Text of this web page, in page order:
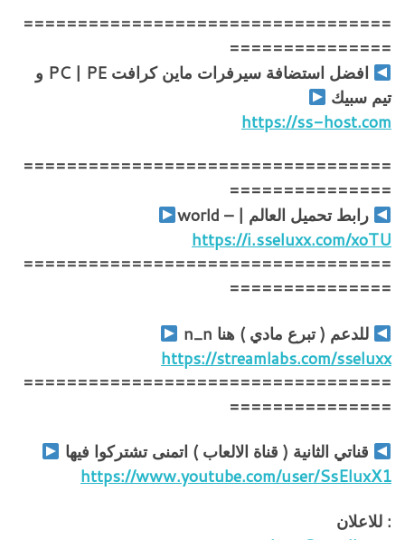
==================================
===============
افضل استضافة سيرفرات ماين كرافت PC | PE و
تيم سبيك
https://ss-host.com
==================================
===============
رابط تحميل العالم | – world
https://i.sseluxx.com/xoTU
==================================
===============
للدعم ( تبرع مادي ) هنا n_n
https://streamlabs.com/sseluxx
==================================
===============
قناتي الثانية ( قناة الالعاب ) اتمنى تشتركوا فيها
https://www.youtube.com/user/SsEluxX1
: للاعلان